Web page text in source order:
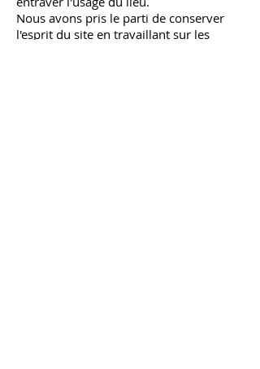
Nous avons pris le parti de conserver
l'esprit du site en travaillant sur les